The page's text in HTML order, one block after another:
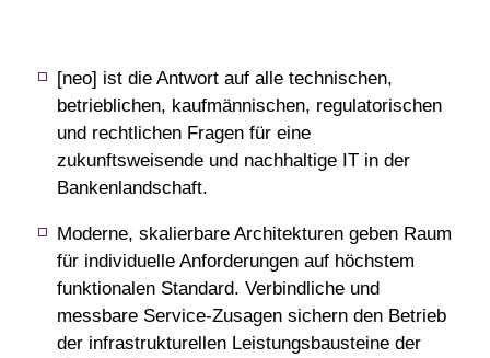
[neo] ist die Antwort auf alle technischen,
betrieblichen, kaufmännischen, regulatorischen
und rechtlichen Fragen für eine
zukunftsweisende und nachhaltige IT in der
Bankenlandschaft.
Moderne, skalierbare Architekturen geben Raum
für individuelle Anforderungen auf höchstem
funktionalen Standard. Verbindliche und
messbare Service-Zusagen sichern den Betrieb
der infrastrukturellen Leistungsbausteine der